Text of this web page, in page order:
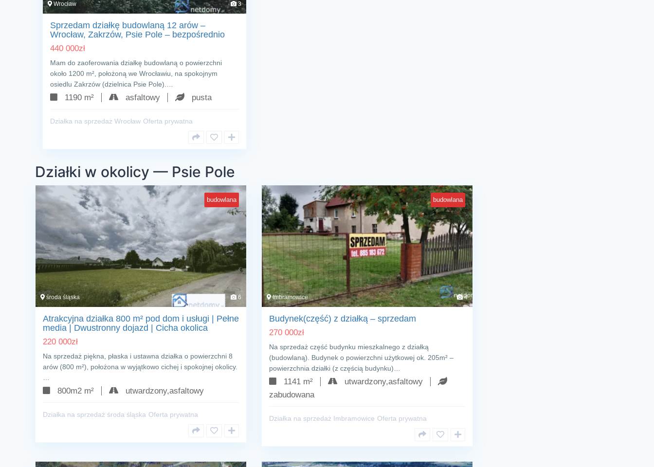
Wrocław 3
Sprzedam działkę budowlaną 12 arów –
Wrocław, Zakrzów, Psie Pole – bezpośrednio
440 000zł
Mam do zaoferowania działkę budowlaną o powierzchni
około 1200 m², położoną we Wrocławiu, na spokojnym
osiedlu Zakrzów (dzielnica Psie Pole).…
1190 m² asfaltowy pusta
Działka na sprzedaż Wrocław Oferta prywatna
Działki w okolicy — Psie Pole
budowlana
środa śląska 6
Atrakcyjna działka 800 m² pod dom i usługi | Pełne
media | Dwustronny dojazd | Cicha okolica
220 000zł
Na sprzedaż piękna, płaska i ustawna działka o powierzchni 8
arów (800 m²), położona w wyjątkowo cichej i spokojnej okolicy.
…
800m2 m² utwardzony,asfaltowy
Działka na sprzedaż środa śląska Oferta prywatna
budowlana
Imbramowice 4
Budynek(część) z działką – sprzedam
270 000zł
Na sprzedaż część budynku mieszkalnego z działką
(budowlaną). Budynek o powierzchni użytkowej ok. 205m² –
powierzchnia działki (z częścią budynku)…
1141 m²
utwardzony,asfaltowy
zabudowana
Działka na sprzedaż Imbramowice Oferta prywatna